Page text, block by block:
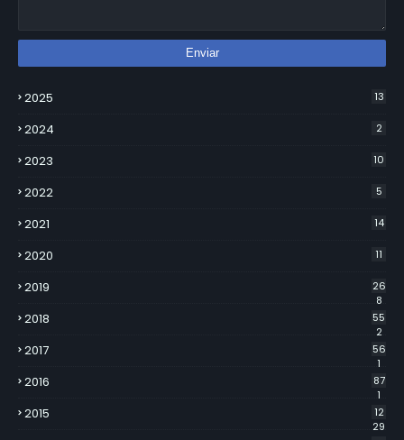
2025 13
2024 2
2023 10
2022 5
2021 14
2020 11
2019
26
8
2018
55
2
2017
56
1
2016
87
1
2015
12
29